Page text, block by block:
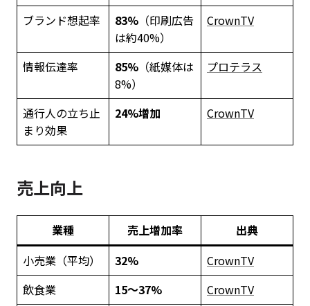
ブランド想起率 83% （印刷広告
は約40%）
CrownTV
情報伝達率 85% （紙媒体は
8%）
プロテラス
通行人の立ち止
まり効果
24%増加 CrownTV
売上向上
業種 売上増加率
出典
小売業（平均）
32%
CrownTV
飲食業
15〜37%
CrownTV